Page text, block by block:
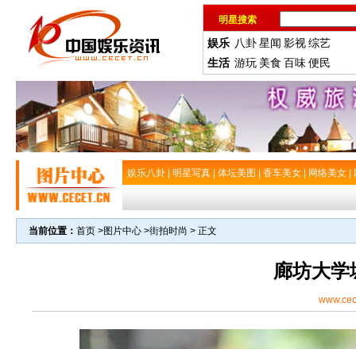
明星搜索
娱乐 八卦星闻 影视综艺
生活 游玩 美食 百味便民
娱乐八卦 明星写真 体坛美图 香车美女 网络美女
当前位置： 首页 >图片中心 >街拍时尚 > 正文
廊坊大